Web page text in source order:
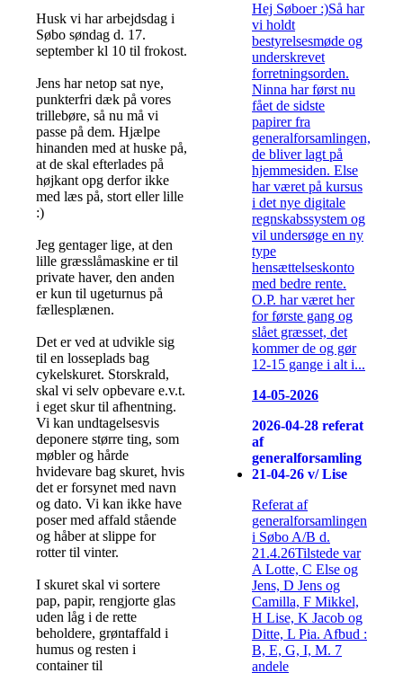
Husk vi har arbejdsdag i
Søbo søndag d. 17.
september kl 10 til frokost.
Jens har netop sat nye,
punkterfri dæk på vores
trillebøre, så nu må vi
passe på dem. Hjælpe
hinanden med at huske på,
at de skal efterlades på
højkant opg derfor ikke
med læs på, stort eller lille
:)
Jeg gentager lige, at den
lille græsslåmaskine er til
private haver, den anden
er kun til ugeturnus på
fællesplænen.
Det er ved at udvikle sig
til en losseplads bag
cykelskuret. Storskrald,
skal vi selv opbevare e.v.t.
i eget skur til afhentning.
Vi kan undtagelsesvis
deponere større ting, som
møbler og hårde
hvidevare bag skuret, hvis
det er forsynet med navn
og dato. Vi kan ikke have
poser med affald stående
og håber at slippe for
rotter til vinter.
I skuret skal vi sortere
pap, papir, rengjorte glas
uden låg i de rette
beholdere, grøntaffald i
humus og resten i
container til
Hej Søboer :)Så har
vi holdt
bestyrelsesmøde og
underskrevet
forretningsorden.
Ninna har først nu
fået de sidste
papirer fra
generalforsamlingen,
de bliver lagt på
hjemmesiden. Else
har været på kursus
i det nye digitale
regnskabssystem og
vil undersøge en ny
type
hensættelseskonto
med bedre rente.
O.P. har været her
for første gang og
slået græsset, det
kommer de og gør
12-15 gange i alt i...
14-05-2026
2026-04-28 referat
af
generalforsamling
21-04-26 v/ Lise
Referat af
generalforsamlingen
i Søbo A/B d.
21.4.26Tilstede var
A Lotte, C Else og
Jens, D Jens og
Camilla, F Mikkel,
H Lise, K Jacob og
Ditte, L Pia. Afbud :
B, E, G, I, M. 7
andele